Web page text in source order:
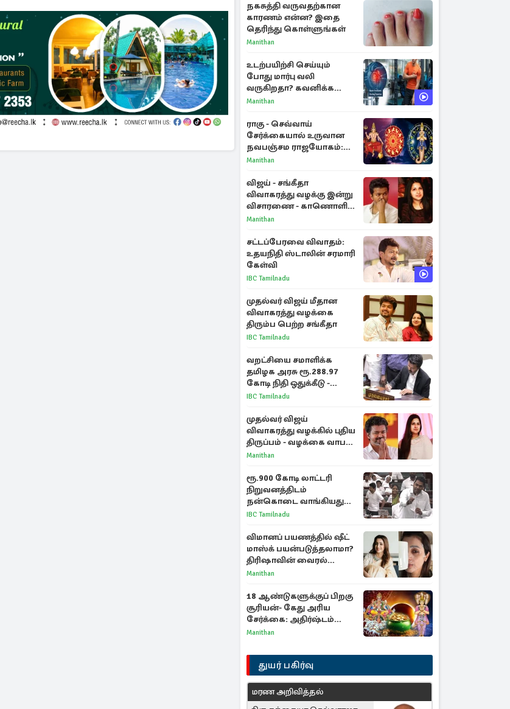
நகசுத்தி வருவதற்கான
காரணம் என்ன? இதை
தெரிந்து கொள்ளுங்கள்
Manithan
உடற்பயிற்சி செய்யும்
போது மார்பு வலி
வருகிறதா? கவனிக்க
வேண்டிய எச்சரிக்கை
Manithan
ராகு - செவ்வாய்
சேர்க்கையால் உருவான
நவபஞ்சம ராஜயோகம்:
அதிர்ஷ்டம் பெறும் 3
Manithan
விஜய் - சங்கீதா
விவாகரத்து வழக்கு இன்று
விசாரணை - காணொளி
மூலம் ஆஜராக வாய்ப்பு
Manithan
சட்டப்பேரவை விவாதம்:
உதயநிதி ஸ்டாலின் சரமாரி
கேள்வி
IBC Tamilnadu
முதல்வர் விஜய் மீதான
விவாகரத்து வழக்கை
திரும்ப பெற்ற சங்கீதா
IBC Tamilnadu
வறட்சியை சமாளிக்க
தமிழக அரசு ரூ.288.97
கோடி நிதி ஒதுக்கீடு -
வெளியான அரசாணை
IBC Tamilnadu
முதல்வர் விஜய்
விவாகரத்து வழக்கில் புதிய
திருப்பம் - வழக்கை வாபஸ்
பெற்ற சங்கீதா!
Manithan
ரூ.900 கோடி லாட்டரி
நிறுவனத்திடம்
நன்கொடை வாங்கியது
ஏன்? உதயநிதி - ஆதவ்
IBC Tamilnadu
விமானப் பயணத்தில் ஷீட்
மாஸ்க் பயன்படுத்தலாமா?
திரிஷாவின் வைரல்
செல்ஃபிக்கு மருத்துவர்
Manithan
18 ஆண்டுகளுக்குப் பிறகு
சூரியன்- கேது அரிய
சேர்க்கை: அதிர்ஷ்டம்
பெறும் 3 ராசிகள்!
Manithan
துயர் பகிர்வு
மரண அறிவித்தல்